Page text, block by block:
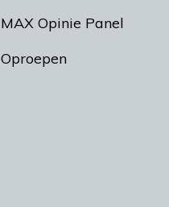
MAX Opinie Panel
Oproepen